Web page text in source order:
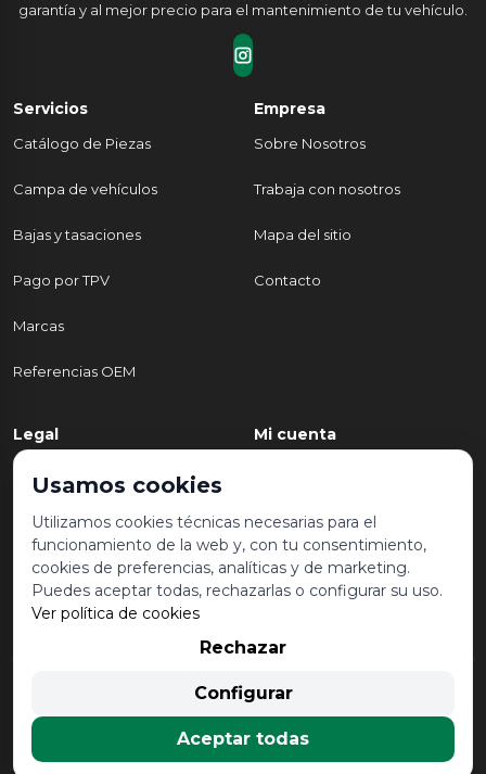
garantía y al mejor precio para el mantenimiento de tu vehículo.
Servicios
Catálogo de Piezas
Campa de vehículos
Bajas y tasaciones
Pago por TPV
Marcas
Referencias OEM
Empresa
Sobre Nosotros
Trabaja con nosotros
Mapa del sitio
Contacto
Legal
Política de Privacidad
Aviso legal y condiciones de
uso
Política de Cookies
Mi cuenta
Mis pedidos
Lista de deseos
© 2026 Desguace Malvarrosa. Todos los derechos reservados |
Desarrollado por
Usamos cookies
Utilizamos cookies técnicas necesarias para el
funcionamiento de la web y, con tu consentimiento,
cookies de preferencias, analíticas y de marketing.
Puedes aceptar todas, rechazarlas o configurar su uso.
Ver política de cookies
Rechazar
Configurar
Aceptar todas